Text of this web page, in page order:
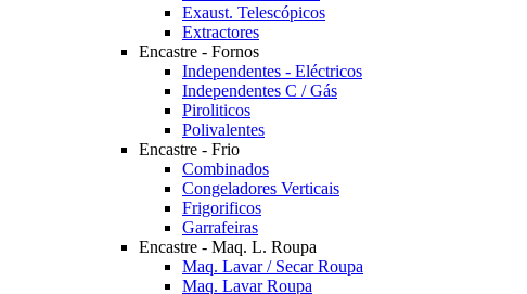
Exaust. Telescópicos
Extractores
Encastre - Fornos
Independentes - Eléctricos
Independentes C / Gás
Piroliticos
Polivalentes
Encastre - Frio
Combinados
Congeladores Verticais
Frigorificos
Garrafeiras
Encastre - Maq. L. Roupa
Maq. Lavar / Secar Roupa
Maq. Lavar Roupa